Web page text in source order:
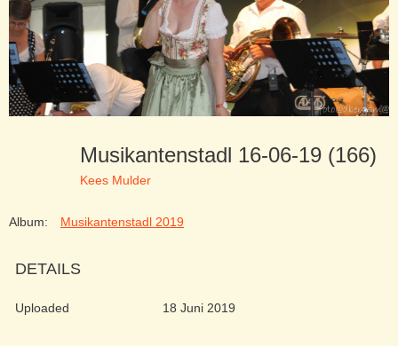
Musikantenstadl 16-06-19 (166)
Kees Mulder
Album: Musikantenstadl 2019
DETAILS
Uploaded 18 Juni 2019